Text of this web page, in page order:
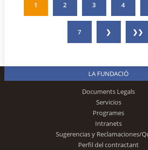
1 2 3 4
7 ❯ ❯❯
LA FUNDACIÓ
Documents Legals
Servicios
Programes
Intranets
Sugerencias y Reclamaciones/
Perfil del contractant